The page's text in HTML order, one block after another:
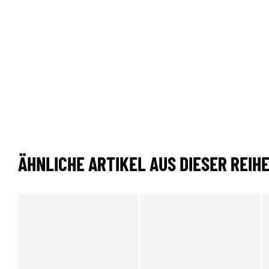
ÄHNLICHE ARTIKEL AUS DIESER REIHE